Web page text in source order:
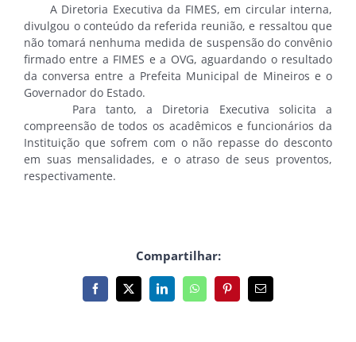
A Diretoria Executiva da FIMES, em circular interna,
divulgou o conteúdo da referida reunião, e ressaltou que
não tomará nenhuma medida de suspensão do convênio
firmado entre a FIMES e a OVG, aguardando o resultado
da conversa entre a Prefeita Municipal de Mineiros e o
Governador do Estado.
Para tanto, a Diretoria Executiva solicita a
compreensão de todos os acadêmicos e funcionários da
Instituição que sofrem com o não repasse do desconto
em suas mensalidades, e o atraso de seus proventos,
respectivamente.
Compartilhar:
Facebook
X LinkedInWhatsAppPinterest
E-
mail